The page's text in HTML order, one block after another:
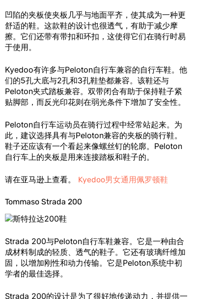
凹陷的夹板使夹板几乎与地面平齐，使其成为一种更
舒适的鞋。这款鞋的设计也很透气，有助于减少摩
擦。它们还带有带扣和环扣，这使得它们在骑行时易
于使用。
Kyedoo有许多与Peloton自行车兼容的自行车鞋。他
们的5孔大底与2孔和3孔鞋垫都兼容。该鞋还与
Peloton夹式踏板兼容。双带闭合有助于保持鞋子紧
贴脚部，而反光印花则在弱光条件下增加了安全性。
Peloton自行车运动员在骑行过程中经常站起来。为
此，建议选择具有与Peloton兼容的夹板的骑行鞋。
鞋子还应该有一个看起来像螺丝钉的轮廓。Peloton
自行车上的夹板是用来连接踏板和鞋子的。
请在亚马逊上查看。 Kyedoo男女通用佩罗顿鞋
Tommaso Strada 200
Strada 200与Peloton自行车鞋兼容。它是一种由合
成材料制成的轻质、透气的鞋子。它还有玻璃纤维加
固，以增加刚性和动力传输。它是Peloton系统中初
学者的最佳选择。
Strada 200的设计是为了很好地传递动力，并提供一